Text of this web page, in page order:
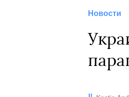
Новости